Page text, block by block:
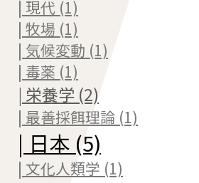
| 現代 (1)
| 牧場 (1)
| 気候変動 (1)
| 毒薬 (1)
| 栄養学 (2)
| 最善採餌理論 (1)
| 日本 (5)
| 文化人類学 (1)